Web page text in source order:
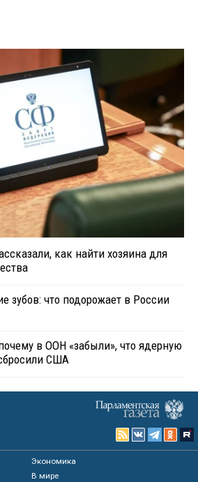
как найти хозяина для
зубов: что подорожает в России
в ООН «забыли», что ядерную
США
Экономика
В мире